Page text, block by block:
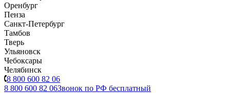
Оренбург
Пенза
Санкт-Петербург
Тамбов
Тверь
Ульяновск
Чебоксары
Челябинск
8 800 600 82 06
8 800 600 82 06Звонок по РФ бесплатный